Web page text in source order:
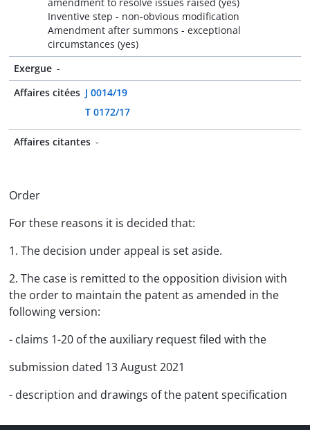
Inventive step - non-obvious modification
Amendment after summons - exceptional
circumstances (yes)
Exergue -
Affaires citées J 0014/19
T 0172/17
Affaires citantes -
Order
For these reasons it is decided that:
1. The decision under appeal is set aside.
2. The case is remitted to the opposition division with
the order to maintain the patent as amended in the
following version:
- claims 1-20 of the auxiliary request filed with the
submission dated 13 August 2021
- description and drawings of the patent specification